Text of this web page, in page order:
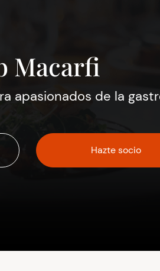
Macarfi
apasionados de la
Hazte socio